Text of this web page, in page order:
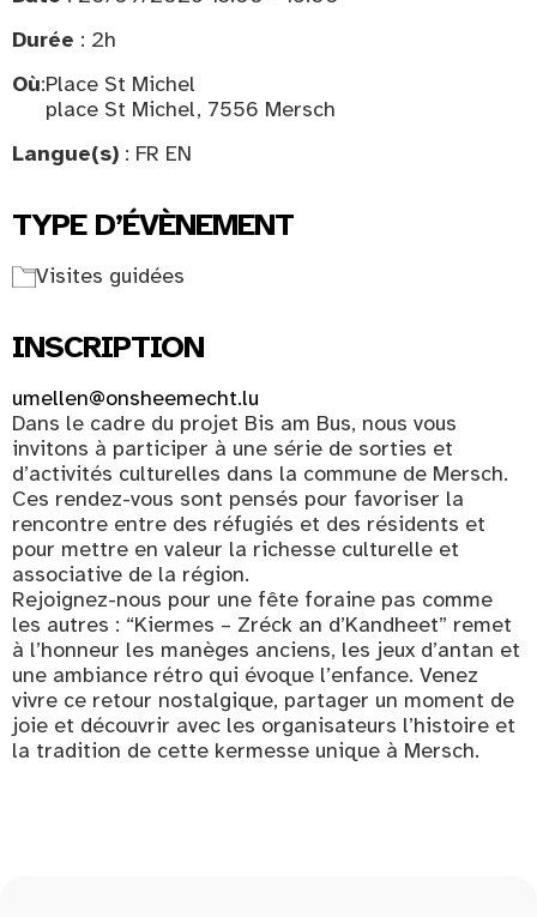
Durée : 2h
Où:Place St Michel
place St Michel, 7556 Mersch
Langue(s) : FR EN
TYPE D’ÉVÈNEMENT
Visites guidées
INSCRIPTION
umellen@onsheemecht.lu
Dans le cadre du projet Bis am Bus, nous vous
invitons à participer à une série de sorties et
d’activités culturelles dans la commune de Mersch.
Ces rendez-vous sont pensés pour favoriser la
rencontre entre des réfugiés et des résidents et
pour mettre en valeur la richesse culturelle et
associative de la région.
Rejoignez-nous pour une fête foraine pas comme
les autres : “Kiermes – Zréck an d’Kandheet” remet
à l’honneur les manèges anciens, les jeux d’antan et
une ambiance rétro qui évoque l’enfance. Venez
vivre ce retour nostalgique, partager un moment de
joie et découvrir avec les organisateurs l’histoire et
la tradition de cette kermesse unique à Mersch.